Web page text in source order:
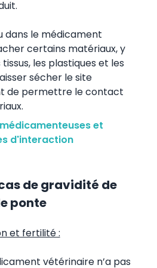
dans le médicament
certains matériaux, y
les plastiques et les
sécher le site
de permettre le contact
et
d'interaction
de gravidité de
ponte
et fertilité :
vétérinaire n’a pas